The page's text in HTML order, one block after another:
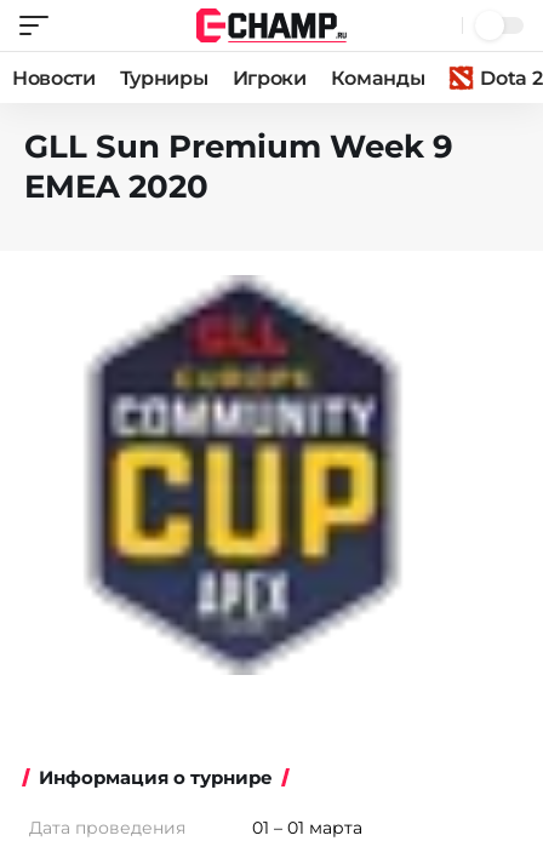
Новости Турниры Игроки Команды Dota 2
GLL Sun Premium Week 9
EMEA 2020
Информация о турнире
Дата проведения
01 – 01 марта